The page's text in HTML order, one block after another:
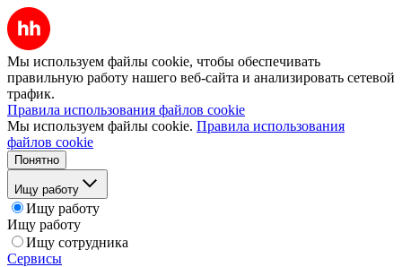
Мы используем файлы cookie, чтобы обеспечивать
правильную работу нашего веб-сайта и анализировать сетевой
трафик.
Правила использования файлов cookie
Мы используем файлы cookie. Правила использования
файлов cookie
Понятно
Ищу работу
Ищу работу
Ищу работу
Ищу сотрудника
Сервисы